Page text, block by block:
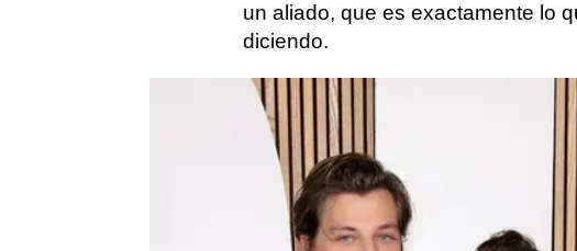
un aliado, que es exactamente lo
diciendo.